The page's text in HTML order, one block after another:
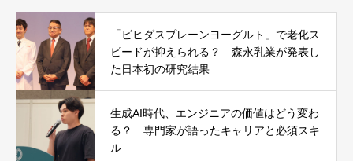
「ビヒダスプレーンヨーグルト」で老化ス
ピードが抑えられる？ 森永乳業が発表し
た日本初の研究結果
生成AI時代、エンジニアの価値はどう変わ
る？ 専門家が語ったキャリアと必須スキ
ル